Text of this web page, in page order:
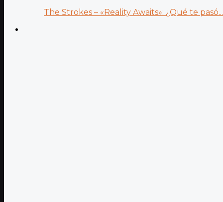
The Strokes – «Reality Awaits»: ¿Qué te pasó...